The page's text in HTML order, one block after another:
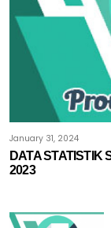
January 31, 2024
DATA STATISTIK
2023